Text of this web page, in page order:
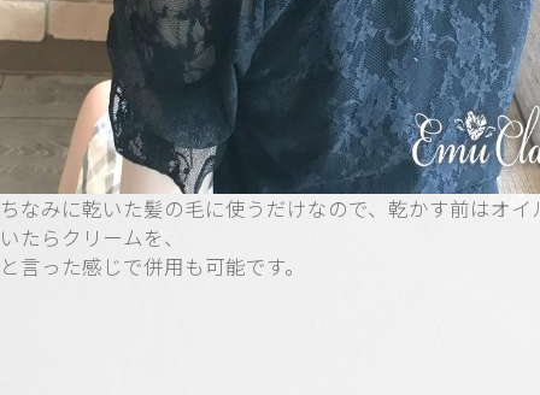
ちなみに乾いた髪の毛に使うだけなので、乾かす前はオイ
いたらクリームを、
と言った感じで併用も可能です。